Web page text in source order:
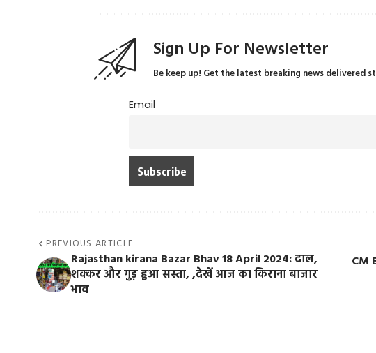
Sign Up For Newsletter
Be keep up! Get the latest breaking news delivered
Email
PREVIOUS ARTICLE
Rajasthan kirana Bazar Bhav 18 April 2024: दाल,
शक्कर और गुड़ हुआ सस्ता, ,देखें आज का किराना बाजार
भाव
CM